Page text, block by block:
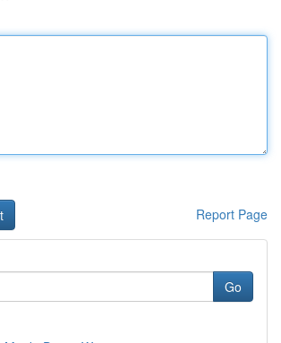
Report Page
Go